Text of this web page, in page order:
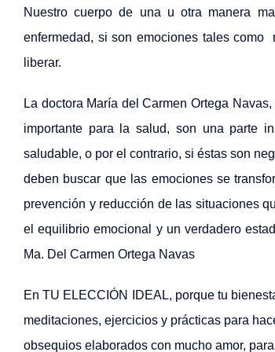
N uestro cuerpo de una u otra manera
enfermedad, si son emociones tales como
liberar.
La doctora María del Carmen Ortega
importante para la salud, son una parte
saludable, o por el contrario, si éstas son
deben buscar que las emociones se
prevención y reducción de las situaciones
el equilibrio emocional y un verdadero
Ma. Del Carmen Ortega Navas
En TU ELECCIÓN IDEAL, porque tu
meditaciones, ejercicios y prácticas para
obsequios elaborados con mucho amor,